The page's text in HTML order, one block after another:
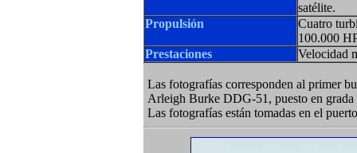
satélite.
Propulsión
Cuatro
100.000
Prestaciones
Velocidad
Las fotografías corresponden al primer
Arleigh Burke DDG-51, puesto en grada
Las fotografías están tomadas en el